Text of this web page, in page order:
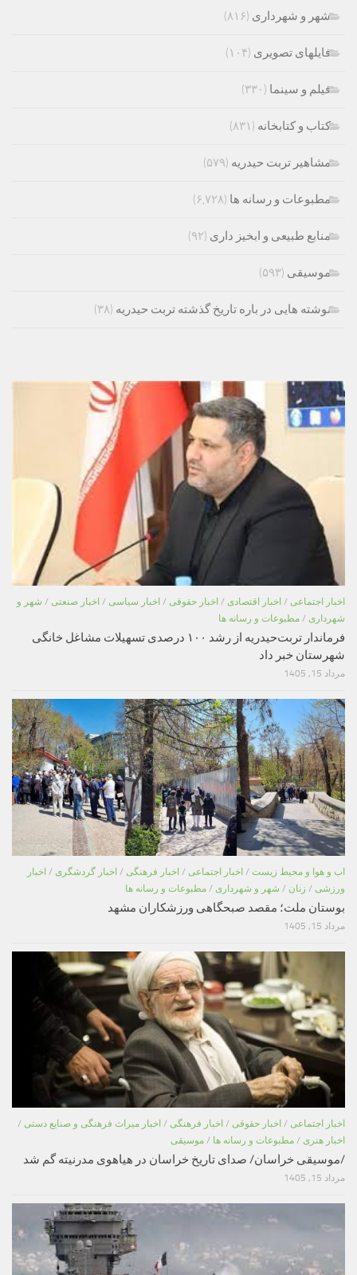
شهر و شهرداری (۸۱۶)
فایلهای تصویری (۱۰۴)
فیلم و سینما (۳۳۰)
کتاب و کتابخانه (۸۳۱)
مشاهیر تربت حیدریه (۵۷۹)
مطبوعات و رسانه ها (۶,۷۲۸)
منابع طبیعی و ابخیز داری (۹۲)
موسیقی (۵۹۳)
نوشته هایی در باره تاریخ گذشته تربت حیدریه (۳۸)
اخبار اجتماعی / اخبار اقتصادی / اخبار حقوقی / اخبار سیاسی / اخبار صنعتی / شهر و
شهرداری / مطبوعات و رسانه ها
فرماندار تربت‌حیدریه از رشد ۱۰۰ درصدی تسهیلات مشاغل خانگی
شهرستان خبر داد
مرداد 15, 1405
اب و هوا و محیط زیست / اخبار اجتماعی / اخبار فرهنگی / اخبار گردشگری / اخبار
ورزشی / زنان / شهر و شهرداری / مطبوعات و رسانه ها
بوستان ملت؛ مقصد صبحگاهی ورزشکاران مشهد
مرداد 15, 1405
اخبار اجتماعی / اخبار حقوقی / اخبار فرهنگی / اخبار میراث فرهنگی و صنایع دستی /
اخبار هنری / مطبوعات و رسانه ها / موسیقی
/موسیقی خراسان/ صدای تاریخ خراسان در هیاهوی مدرنیته گم شد
مرداد 15, 1405